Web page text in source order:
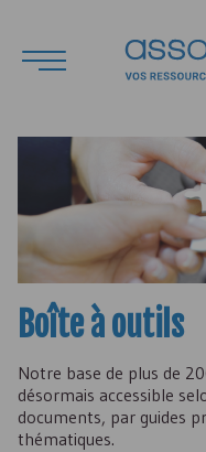
Boîte à outils
Notre base de plus de
désormais accessible
documents, par guides
thématiques.